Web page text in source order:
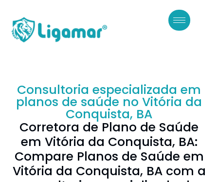
Consultoria especializada em
planos de saúde no Vitória da
Conquista, BA
Corretora de Plano de Saúde
em Vitória da Conquista, BA:
Compare Planos de Saúde em
Vitória da Conquista, BA com a